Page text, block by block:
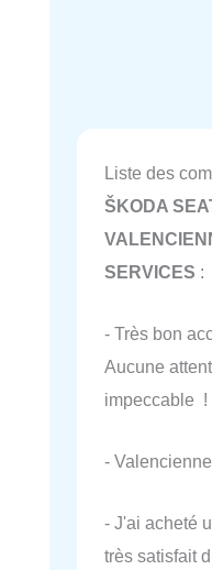
Liste des
ŠKODA
SERVICES :
- Très bon
Aucune
impeccable !
-
- J'ai acheté
très satisfait